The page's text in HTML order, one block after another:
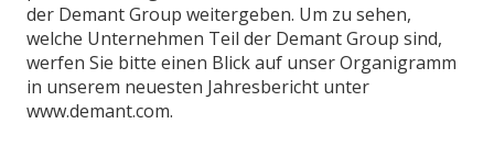
der Demant Group weitergeben. Um zu sehen,
welche Unternehmen Teil der Demant Group sind,
werfen Sie bitte einen Blick auf unser Organigramm
in unserem neuesten Jahresbericht unter
www.demant.com.